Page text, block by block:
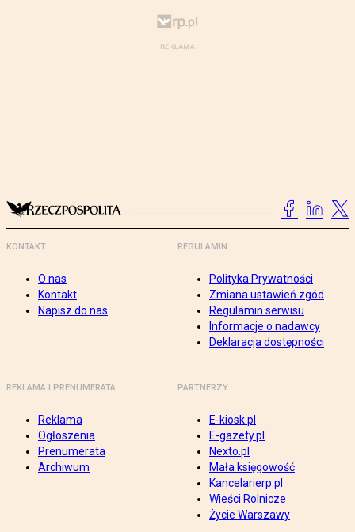
KONTAKT
O nas
Kontakt
Napisz do nas
REGULAMIN
Polityka Prywatności
Zmiana ustawień zgód
Regulamin serwisu
Informacje o nadawcy
Deklaracja dostępności
REKLAMA I PRENUMERATA
Reklama
Ogłoszenia
Prenumerata
Archiwum
PARTNERZY
E-kiosk.pl
E-gazety.pl
Nexto.pl
Mała księgowość
Kancelarierp.pl
Wieści Rolnicze
Życie Warszawy